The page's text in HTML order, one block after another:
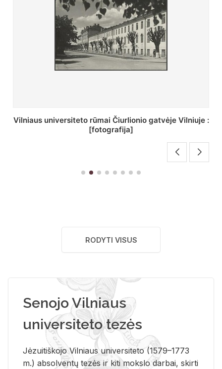
St. Batoro universiteto J. Pilsudskio kolegija :
[fotografija]
RODYTI VISUS
Senojo Vilniaus
universiteto tezės
Jėzuitiškojo Vilniaus universiteto (1579–1773
m.) absolventų tezės ir kiti mokslo darbai, skirti